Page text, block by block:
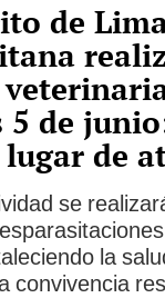
de
5 de
de
se
la
convivencia